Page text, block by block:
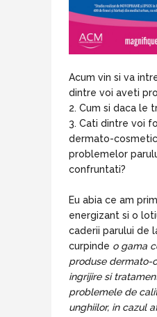
Acum vin si va
dintre voi aveti
2. Cum si daca le
3. Cati dintre voi
dermato-
problemelor
confruntati?
Eu abia ce am
energizant si o
caderii parului de
curpinde o gama
produse dermato-
ingrijire si
problemele de
unghiilor, in cazul